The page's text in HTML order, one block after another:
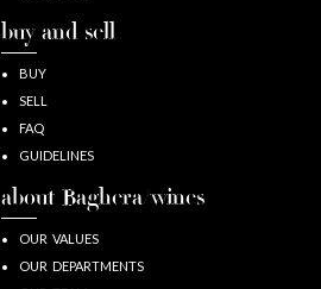
buy and sell
BUY
SELL
FAQ
GUIDELINES
about Baghera/wines
OUR VALUES
OUR DEPARTMENTS